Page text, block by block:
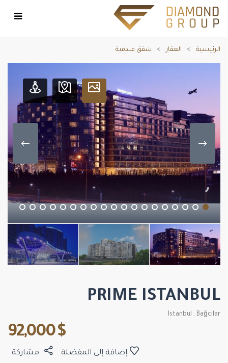
الرئيسية العقار شقق فندقية
PRIME ISTANBUL
Istanbul , Bağcilar
$ 92,000
مشاركة إضافة إلى المفضلة